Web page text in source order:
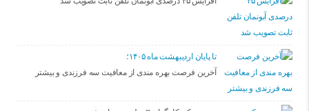
تا پایان اردیبهشت ماه ۱۴۰۵؛
آخرین فرصت بهره مندی از معافیت سه فرزندی و بیشتر